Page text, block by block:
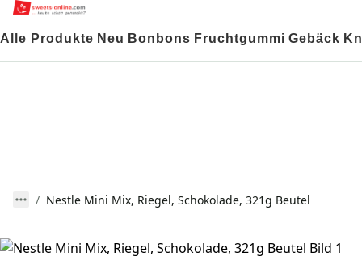
Alle Produkte Neu Bonbons Fruchtgummi Gebäck
Nestle Mini Mix, Riegel, Schokolade, 321g Beutel